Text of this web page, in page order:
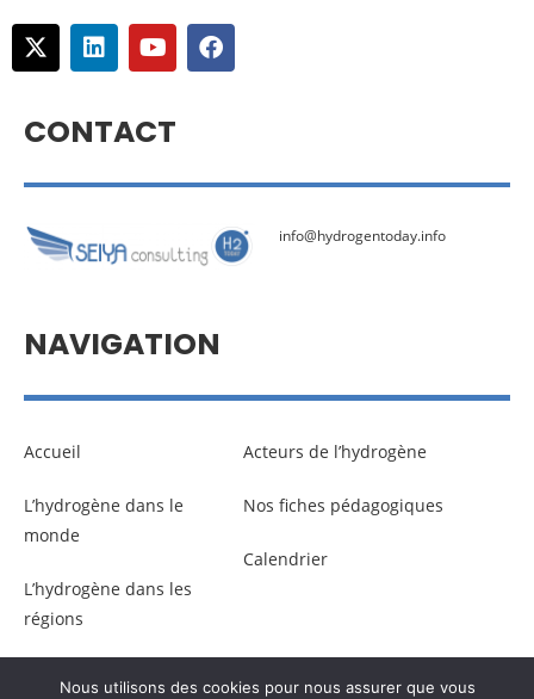
CONTACT
info@hydrogentoday.info
NAVIGATION
Accueil
L’hydrogène dans le
monde
L’hydrogène dans les
régions
Acteurs de l’hydrogène
Nos fiches pédagogiques
Calendrier
Nous utilisons des cookies pour nous assurer que vous